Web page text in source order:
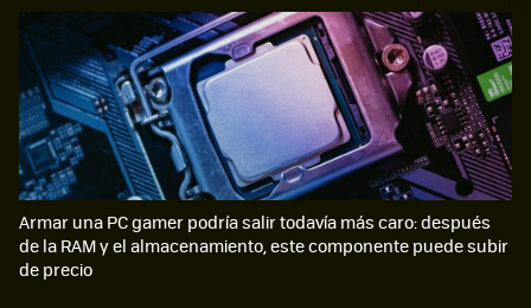
Armar una PC gamer podría salir todavía más caro: después
de la RAM y el almacenamiento, este componente puede subir
de precio